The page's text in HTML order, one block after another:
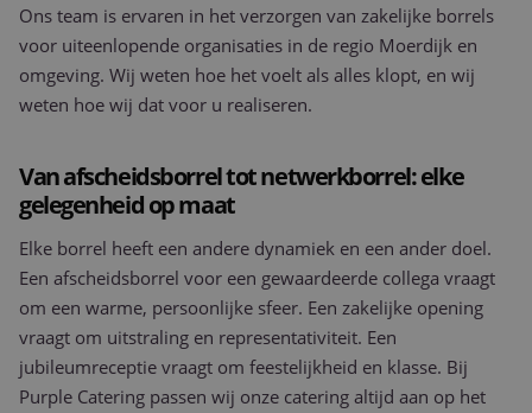
Ons team is ervaren in het verzorgen van zakelijke borrels
voor uiteenlopende organisaties in de regio Moerdijk en
omgeving. Wij weten hoe het voelt als alles klopt, en wij
weten hoe wij dat voor u realiseren.
Van afscheidsborrel tot netwerkborrel: elke
gelegenheid op maat
Elke borrel heeft een andere dynamiek en een ander doel.
Een afscheidsborrel voor een gewaardeerde collega vraagt
om een warme, persoonlijke sfeer. Een zakelijke opening
vraagt om uitstraling en representativiteit. Een
jubileumreceptie vraagt om feestelijkheid en klasse. Bij
Purple Catering passen wij onze catering altijd aan op het